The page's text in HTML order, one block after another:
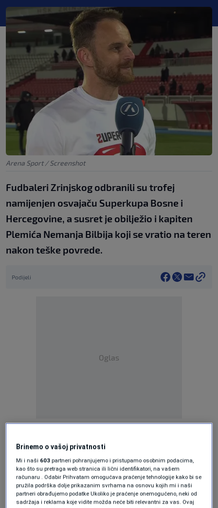
Arena Sport / Screenshot
Fudbaleri Zrinjskog odbranili su trofej
namijenjen osvajaču Superkupa Bosne i
Hercegovine, a susret je obilježio i kapiten
Plemića Nemanja Bilbija koji se vratio na teren
nakon teške povrede.
Podijeli
Oglas
Bilbija se vratio i postigao gol u penal seriji.
Nakon susreta nije skrivao zadovoljstvo.
"Lijepo veče za nas. Ovih dana bilo je i malo
turbulentno nakon Posušja. Lijepo je vratiti na
teren i osvojiti trofej.", kazao je Bilbija.
Brinemo o vašoj privatnosti
Mi i naši 603 partneri pohranjujemo i pristupamo osobnim podacima,
kao što su pretraga web stranica ili lični identifikatori, na vašem
računaru . Odabir Prihvatam omogućava praćenje tehnologije kako bi se
pružila podrška dolje prikazanim svrhama na osnovu kojih mi i naši
partneri obrađujemo podatke Ukoliko je praćenje onemogućeno, neki od
sadržaja i reklama koje vidite možda neće biti relevantni za vas. Ovaj